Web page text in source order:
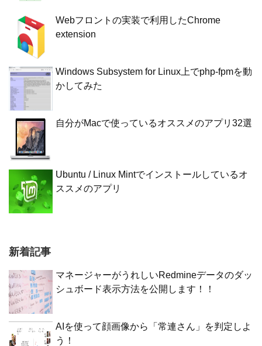
Webフロントの実装で利用したChrome
extension
Windows Subsystem for Linux上でphp-fpmを動
かしてみた
自分がMacで使っているオススメのアプリ32選
Ubuntu / Linux Mintでインストールしているオ
ススメのアプリ
新着記事
マネージャーがうれしいRedmineデータのダッ
シュボード表示方法を公開します！！
AIを使って顔画像から「常連さん」を判定しよ
う！